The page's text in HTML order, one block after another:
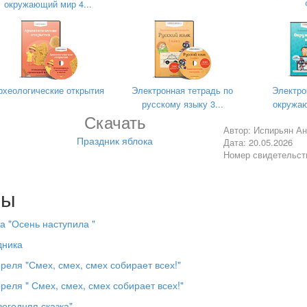
Всемирный день яблока.
Его отмечают во многих
но и очень полезные. Яблоки богаты витаминами и
нужен», - гласит пословица
окружающий мир 4...
открытия
Электронная тетрадь по
русскому языку 3...
Скачать
Праздник яблока
Автор: Испирьян
Дата: 20.05.2026
Номер
"Осень наступила "
"Смех, смех, смех собирает всех!"
" Смех, смех, смех собирает всех!"